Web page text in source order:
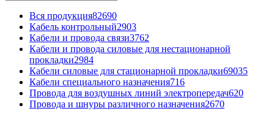
Вся продукция82690
Кабель контрольный2903
Кабели и провода связи3762
Кабели и провода силовые для нестационарной
прокладки2984
Кабели силовые для стационарной прокладки69035
Кабели специального назначения716
Провода для воздушных линий электропередач620
Провода и шнуры различного назначения2670